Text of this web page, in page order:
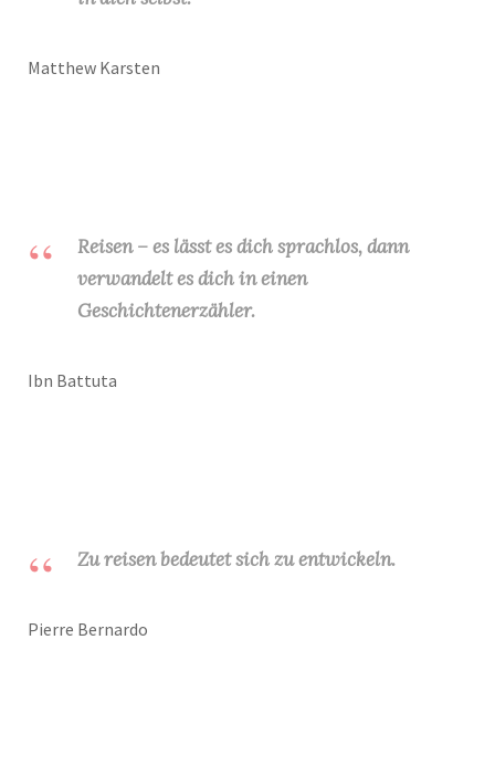
Matthew Karsten
Reisen – es lässt es dich sprachlos, dann
verwandelt es dich in einen
Geschichtenerzähler.
Ibn Battuta
Zu reisen bedeutet sich zu entwickeln.
Pierre Bernardo